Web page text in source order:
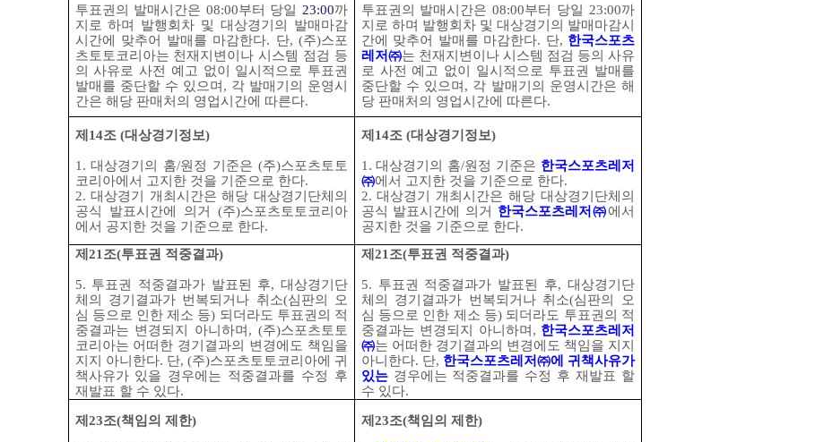
투표권의 발매시간은 08:00부터 당일 23:00까
지로 하며 발행회차 및 대상경기의 발매마감
시간에 맞추어 발매를 마감한다. 단, (주)스포
츠토토코리아는 천재지변이나 시스템 점검 등
의 사유로 사전 예고 없이 일시적으로 투표권
발매를 중단할 수 있으며 , 각 발매기의 운영시
간은 해당 판매처의 영업시간에 따른다.
투표권의 발매시간은08:00부터 당일 23:00까
지로 하며 발행회차 및 대상경기의 발매마감시
간에 맞추어 발매를 마감한다. 단, 한국스포츠
레저㈜는 천재지변이나 시스템 점검 등의 사유
로 사전 예고 없이 일시적으로 투표권 발매를
중단할 수 있으며 , 각 발매기의 운영시간은 해
당 판매처의 영업시간에 따른다.
제 14조 (대상경기정보)
1.대상경기의 홈/원정 기준은(주)스포츠토토
코리아에서 고지한 것을 기준으로 한다.
2.대상경기 개최시간은 해당 대상경기단체의
공식 발표시간에 의거(주)스포츠토토코리아
에서 공지한 것을 기준으로 한다.
제 14조 (대상경기정보)
1.대상경기의 홈/원정 기준은 한국스포츠레저
㈜에서 고지한 것을 기준으로 한다.
2.대상경기 개최시간은 해당 대상경기단체의
공식 발표시간에 의거 한국스포츠레저 ㈜에서
공지한 것을 기준으로 한다.
제 21 조(투표권 적중결과)
5. 투표권 적중결과가 발표된 후,대상경기단
체의 경기결과가 번복되거나 취소(심판의 오
심 등으로 인한 제소 등) 되더라도 투표권의 적
중결과는 변경되지 아니하며 , (주)스포츠토토
코리아는 어떠한 경기결과의 변경에도 책임을
지지 아니한다. 단, (주)스포츠토토코리아에 귀
책사유가 있을 경우에는 적중결과를 수정 후
재발표 할 수 있다.
제 21 조(투표권 적중결과)
5. 투표권 적중결과가 발표된 후,대상경기단
체의 경기결과가 번복되거나 취소(심판의 오
심 등으로 인한 제소 등) 되더라도 투표권의 적
중결과는 변경되지 아니하며 , 한국스포츠레저
㈜는 어떠한 경기결과의 변경에도 책임을 지지
아니한다. 단, 한국스포츠레저㈜에 귀책사유가
있는 경우에는 적중결과를 수정 후 재발표 할
수 있다.
제 23조(책임의 제한) 제 23조(책임의 제한)